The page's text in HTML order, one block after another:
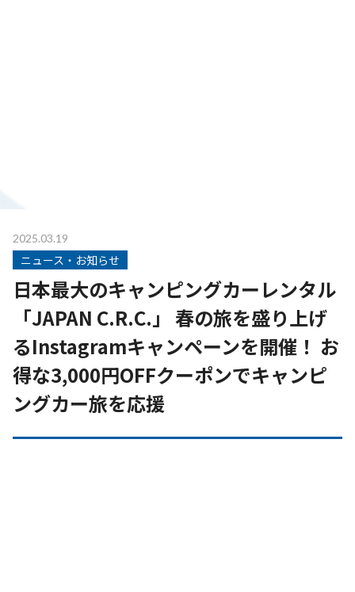
2025.03.19
ニュース・お知らせ
日本最大のキャンピングカーレンタル
「JAPAN C.R.C.」 春の旅を盛り上げ
るInstagramキャンペーンを開催！ お
得な3,000円OFFクーポンでキャンピ
ングカー旅を応援